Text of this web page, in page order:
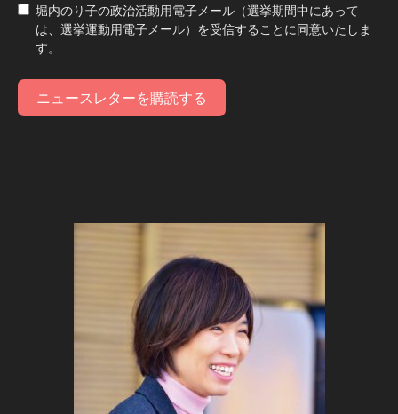
堀内のり子の政治活動用電子メール（選挙期間中にあって
は、選挙運動用電子メール）を受信することに同意いたしま
す。
ニュースレターを購読する